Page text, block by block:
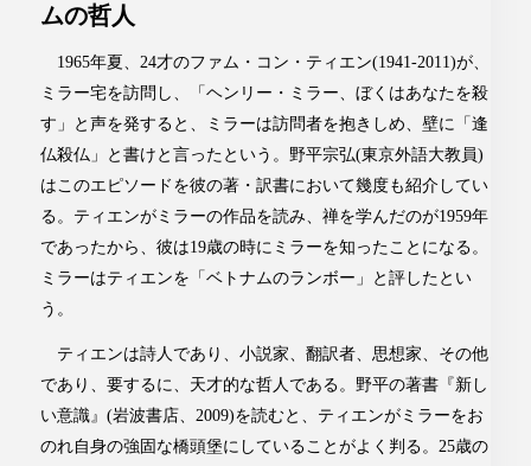
ムの哲人
1965年夏、24才のファム・コン・ティエン(1941-2011)が、
ミラー宅を訪問し、「ヘンリー・ミラー、ぼくはあなたを殺
す」と声を発すると、ミラーは訪問者を抱きしめ、壁に「逢
仏殺仏」と書けと言ったという。野平宗弘(東京外語大教員)
はこのエピソードを彼の著・訳書において幾度も紹介してい
る。ティエンがミラーの作品を読み、禅を学んだのが1959年
であったから、彼は19歳の時にミラーを知ったことになる。
ミラーはティエンを「ベトナムのランボー」と評したとい
う。
ティエンは詩人であり、小説家、翻訳者、思想家、その他
であり、要するに、天才的な哲人である。野平の著書『新し
い意識』(岩波書店、2009)を読むと、ティエンがミラーをお
のれ自身の強固な橋頭堡にしていることがよく判る。25歳の